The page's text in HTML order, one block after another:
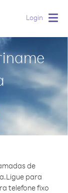
Login
de
Ligue para
telefone fixo